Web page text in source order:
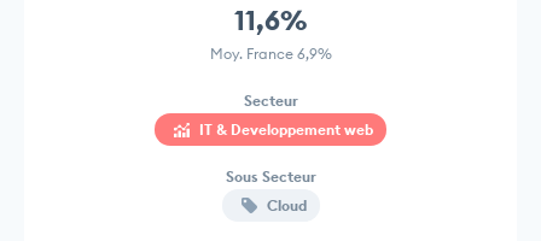
11,6%
Moy. France 6,9%
Secteur
IT & Developpement web
Sous Secteur
Cloud